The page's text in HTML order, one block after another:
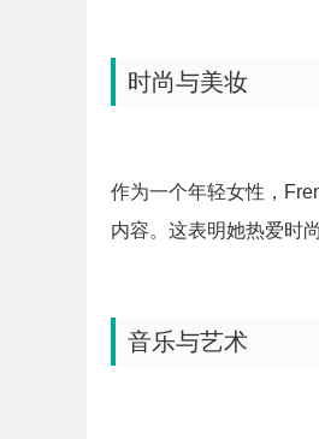
时尚与美妆
作为一个年轻女性，
内容。这表明她热爱时
音乐与艺术